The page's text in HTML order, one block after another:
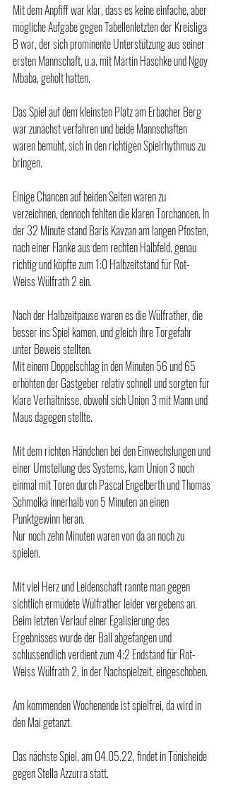
Mit dem Anpfiff war klar, dass es keine einfache, aber
mögliche Aufgabe gegen Tabellenletzten der Kreisliga
B war, der sich prominente Unterstützung aus seiner
ersten Mannschaft, u.a. mit Martin Haschke und Ngoy
Mbaba, geholt hatten.
Das Spiel auf dem kleinsten Platz am Erbacher Berg
war zunächst verfahren und beide Mannschaften
waren bemüht, sich in den richtigen Spielrhythmus zu
bringen.
Einige Chancen auf beiden Seiten waren zu
verzeichnen, dennoch fehlten die klaren Torchancen. In
der 32 Minute stand Baris Kavzan am langen Pfosten,
nach einer Flanke aus dem rechten Halbfeld, genau
richtig und köpfte zum 1:0 Halbzeitstand für Rot-
Weiss Wülfrath 2 ein.
Nach der Halbzeitpause waren es die Wülfrather, die
besser ins Spiel kamen, und gleich ihre Torgefahr
unter Beweis stellten.
Mit einem Doppelschlag in den Minuten 56 und 65
erhöhten der Gastgeber relativ schnell und sorgten für
klare Verhältnisse, obwohl sich Union 3 mit Mann und
Maus dagegen stellte.
Mit dem richten Händchen bei den Einwechslungen und
einer Umstellung des Systems, kam Union 3 noch
einmal mit Toren durch Pascal Engelberth und Thomas
Schmolka innerhalb von 5 Minuten an einen
Punktgewinn heran.
Nur noch zehn Minuten waren von da an noch zu
spielen.
Mit viel Herz und Leidenschaft rannte man gegen
sichtlich ermüdete Wülfrather leider vergebens an.
Beim letzten Verlauf einer Egalisierung des
Ergebnisses wurde der Ball abgefangen und
schlussendlich verdient zum 4:2 Endstand für Rot-
Weiss Wülfrath 2, in der Nachspielzeit, eingeschoben.
Am kommenden Wochenende ist spielfrei, da wird in
den Mai getanzt.
Das nächste Spiel, am 04.05.22, findet in Tönisheide
gegen Stella Azzurra statt.